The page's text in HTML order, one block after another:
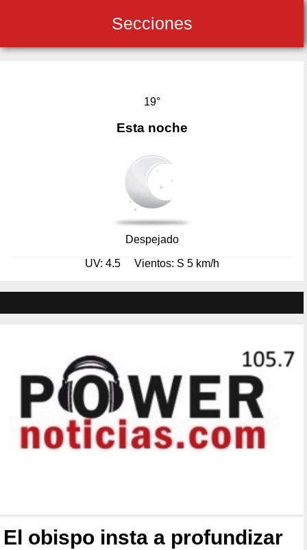
Secciones
19°
Esta noche
Despejado
UV: 4.5 Vientos: S 5 km/h
El obispo insta a profundizar